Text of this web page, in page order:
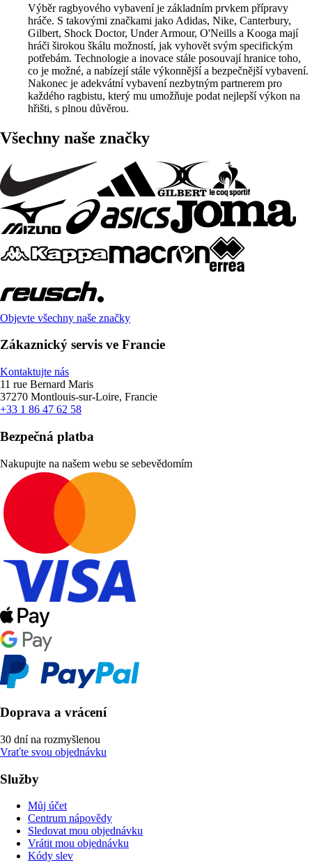
Výběr ragbyového vybavení je základním prvkem přípravy
hráče. S takovými značkami jako Adidas, Nike, Canterbury,
Gilbert, Shock Doctor, Under Armour, O'Neills a Kooga mají
hráči širokou škálu možností, jak vyhovět svým specifickým
potřebám. Technologie a inovace stále posouvají hranice toho,
co je možné, a nabízejí stále výkonnější a bezpečnější vybavení.
Nakonec je adekvátní vybavení nezbytným partnerem pro
každého ragbistu, který mu umožňuje podat nejlepší výkon na
hřišti, s plnou důvěrou.
Všechny naše značky
Objevte všechny naše značky
Zákaznický servis ve Francie
Kontaktujte nás
11 rue Bernard Maris
37270 Montlouis-sur-Loire, Francie
+33 1 86 47 62 58
Bezpečná platba
Nakupujte na našem webu se sebevědomím
Doprava a vrácení
30 dní na rozmyšlenou
Vraťte svou objednávku
Služby
Můj účet
Centrum nápovědy
Sledovat mou objednávku
Vrátit mou objednávku
Kódy slev